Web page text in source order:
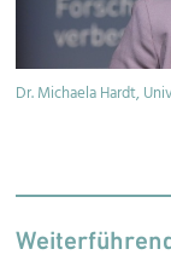
Dr. Michaela Hardt,